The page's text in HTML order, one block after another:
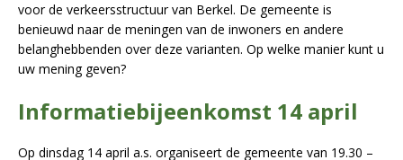
voor de verkeersstructuur van Berkel. De gemeente is
benieuwd naar de meningen van de inwoners en andere
belanghebbenden over deze varianten. Op welke manier kunt u
uw mening geven?
Informatiebijeenkomst 14 april
Op dinsdag 14 april a.s. organiseert de gemeente van 19.30 –